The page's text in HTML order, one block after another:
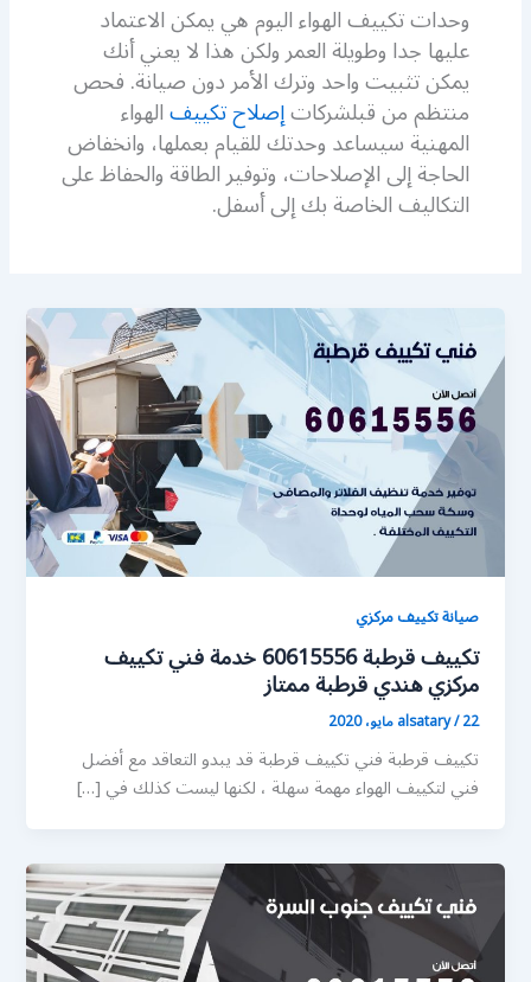
وحدات تكييف الهواء اليوم هي يمكن الاعتماد
عليها جدا وطويلة العمر ولكن هذا لا يعني أنك
يمكن تثبيت واحد وترك الأمر دون صيانة. فحص
منتظم من قبلشركاتإصلاح تكييفالهواء
المهنية سيساعد وحدتك للقيام بعملها، وانخفاض
الحاجة إلى الإصلاحات، وتوفير الطاقة والحفاظ على
التكاليف الخاصة بك إلى أسفل.
صيانة تكييف مركزي
تكييف قرطبة 60615556 خدمة فني تكييف
مركزي هندي قرطبة ممتاز
alsatary/22 مايو، 2020
تكييف قرطبة فني تكييف قرطبة قد يبدو التعاقد مع أفضل
فني لتكييف الهواء مهمة سهلة ، لكنها ليست كذلك في […]